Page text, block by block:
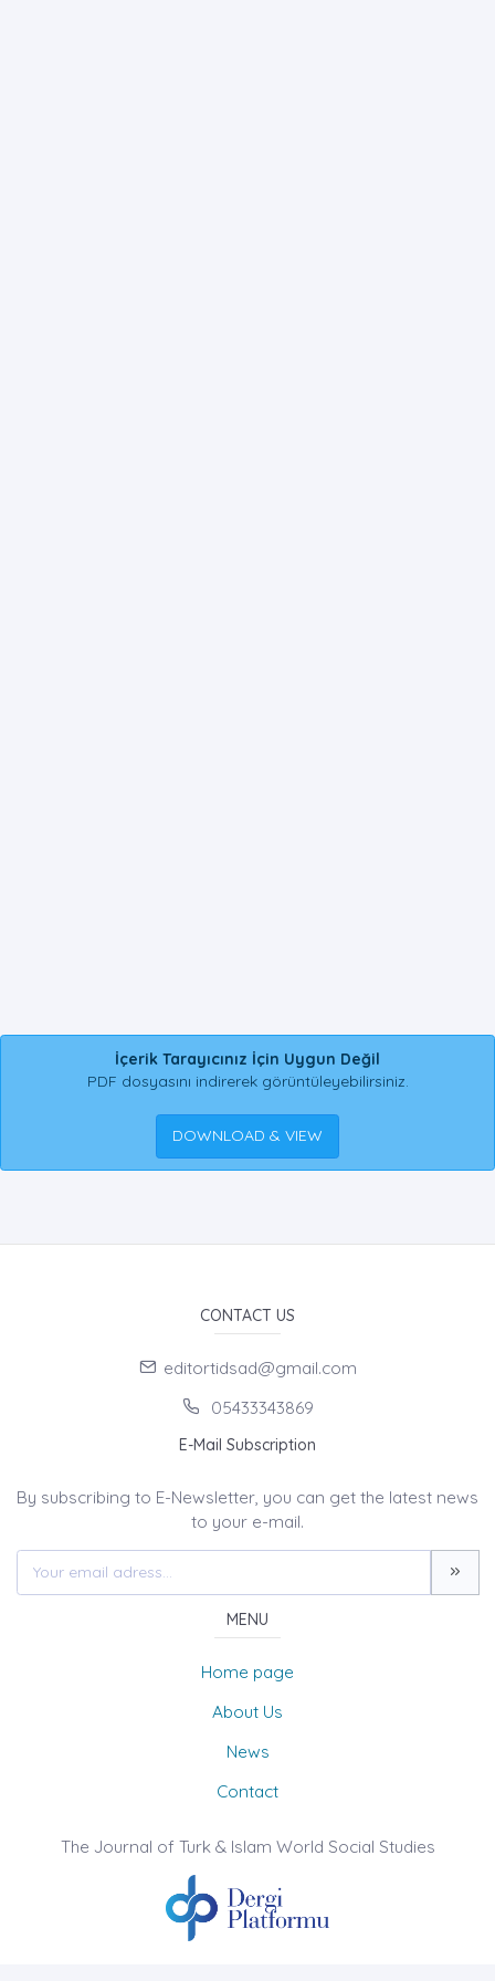
İçerik Tarayıcınız İçin Uygun Değil
PDF dosyasını indirerek görüntüleyebilirsiniz.
DOWNLOAD & VIEW
CONTACT US
editortidsad@gmail.com
05433343869
E-Mail Subscription
By subscribing to E-Newsletter, you can get the latest news
to your e-mail.
MENU
Home page
About Us
News
Contact
The Journal of Turk & Islam World Social Studies